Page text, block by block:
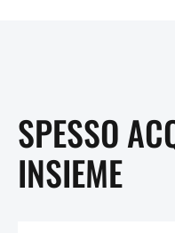
SPESSO
INSIEME